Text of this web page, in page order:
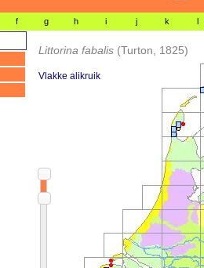
f g h i j k l
Littorina fabalis (Turton, 1825)
Vlakke alikruik